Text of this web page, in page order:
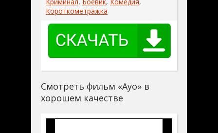
Короткометражка
Смотреть фильм «Ayo» в
хорошем качестве